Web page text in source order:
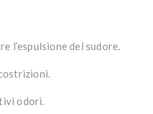
l’espulsione del sudore.
odori.